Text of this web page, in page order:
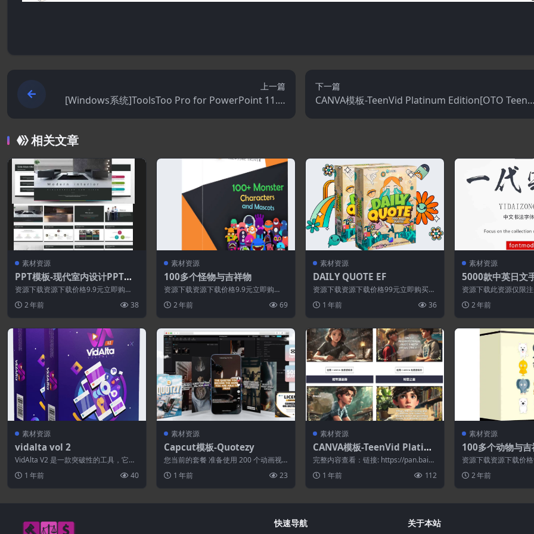
上一篇
[Windows系统]ToolsToo Pro for PowerPoint 11.1.
下一篇
CANVA模板-TeenVid Platinum Edition[OTO TeenV
相关文章
素材资源
PPT模板-现代室内设计PPT模
板
资源下载资源下载价格9.9元立即购
2 年前 38
素材资源
100多个怪物与吉祥物
资源下载资源下载价格9.9元立即购
2 年前 69
素材资源
DAILY QUOTE EF
资源下载资源下载价格99元立即购买特
资源!一...
1 年前 36
素材资源
5000款中英日文
字体包字库合集
资源下载此资源仅限
永久更新资...
2 年前
素材资源
vidalta vol 2
VidAlta V2 是一款突破性的工具，它使
1 年前 40
素材资源
Capcut模板-Quotezy
您当前的套餐 准备使用 200 个动画视
0... 1 年前 23
素材资源
CANVA模板-TeenVid Platinu
m Edition[OTO TeenVid V2]
完整内容查看：链接: https://pan.baid
1 年前 112
素材资源
100多个动物与吉
资源下载资源下载价
2 年前
快速导航
关于本站